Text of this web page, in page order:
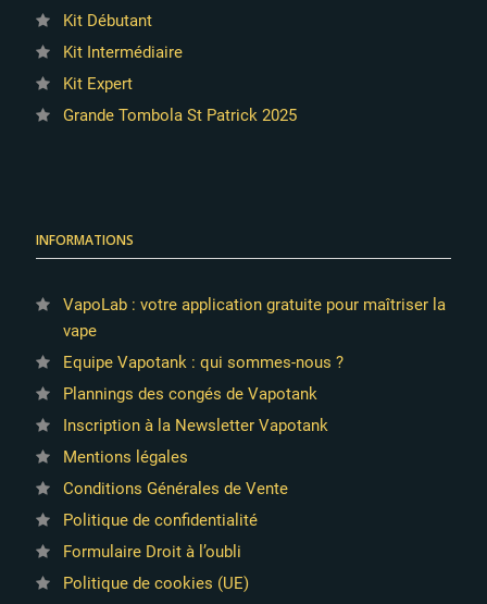
Kit Débutant
Kit Intermédiaire
Kit Expert
Grande Tombola St Patrick 2025
INFORMATIONS
VapoLab : votre application gratuite pour maîtriser la
vape
Equipe Vapotank : qui sommes-nous ?
Plannings des congés de Vapotank
Inscription à la Newsletter Vapotank
Mentions légales
Conditions Générales de Vente
Politique de confidentialité
Formulaire Droit à l’oubli
Politique de cookies (UE)